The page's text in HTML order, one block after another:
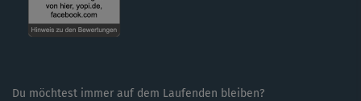
Du möchtest immer auf dem Laufenden bleiben?